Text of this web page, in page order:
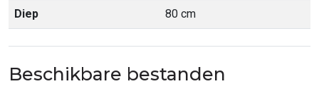
Diep 80 cm
Beschikbare bestanden